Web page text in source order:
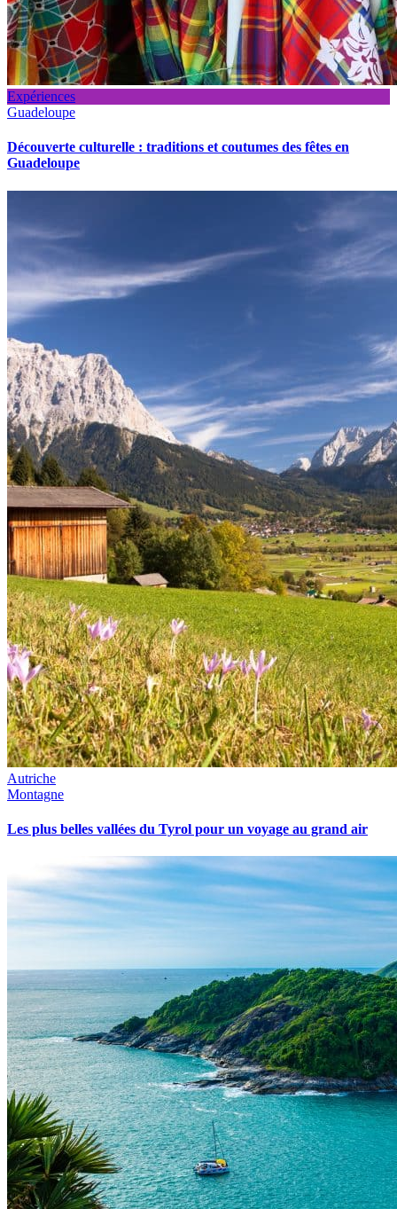
Expériences
Guadeloupe
Découverte culturelle : traditions et coutumes des fêtes en
Guadeloupe
Autriche
Montagne
Les plus belles vallées du Tyrol pour un voyage au grand air